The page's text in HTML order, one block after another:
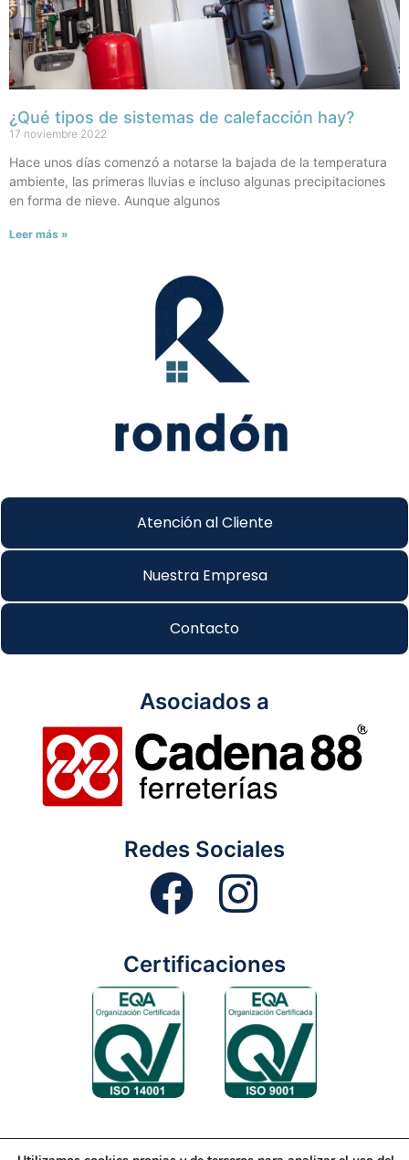
¿Qué tipos de sistemas de calefacción hay?
17 noviembre 2022
Hace unos días comenzó a notarse la bajada de la temperatura
ambiente, las primeras lluvias e incluso algunas precipitaciones
en forma de nieve. Aunque algunos
Leer más »
Atención al Cliente
Nuestra Empresa
Contacto
Asociados a
Redes Sociales
Certificaciones